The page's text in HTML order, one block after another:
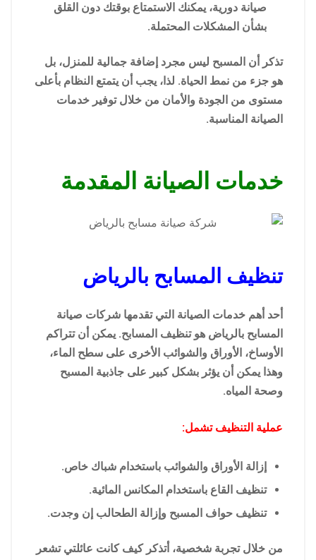
صيانة دورية، يمكنك الاستمتاع بوقتك دون القلق
بشأن المشكلات المحتملة.
تذكر أن المسبح ليس مجرد إضافة جمالية للمنزل، بل
هو جزء من نمط الحياة. لذا، يجب أن يتمتع النظام بأعلى
مستوى من الجودة والأمان من خلال توفير خدمات
الصيانة المناسبة.
خدمات الصيانة المقدمة
تنظيف المسابح بالرياض
أحد أهم خدمات الصيانة التي تقدمها شركات صيانة
المسابح بالرياض هو تنظيف المسابح. يمكن أن تتراكم
الأوساخ، الأوراق والشوائب الأخرى على سطح الماء،
وهذا يمكن أن يؤثر بشكل كبير على جاذبية المسبح
وصحة المياه.
عملية التنظيف تشمل:
إزالة الأوراق والشوائب باستخدام شباك خاص.
تنظيف القاع باستخدام المكانس المائية.
تنظيف حواف المسبح وإزالة الطحالب إن وجدت.
من خلال تجربة شخصية، أتذكر كيف كانت عائلتي تشعر